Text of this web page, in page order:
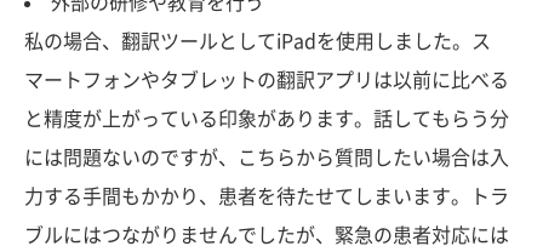
私の場合、翻訳ツールとしてiPadを使用しました。ス
マートフォンやタブレットの翻訳アプリは以前に比べる
と精度が上がっている印象があります。話してもらう分
には問題ないのですが、こちらから質問したい場合は入
力する手間もかかり、患者を待たせてしまいます。トラ
ブルにはつながりませんでしたが、緊急の患者対応には